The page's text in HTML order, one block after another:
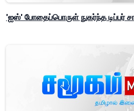
'ஐஸ்' போதைப்பொருள் நுகர்ந்த டிப்பர்